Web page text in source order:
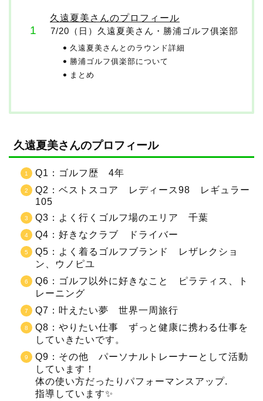
久遠夏美さんのプロフィール
7/20（日）久遠夏美さん・勝浦ゴルフ俱楽部
久遠夏美さんとのラウンド詳細
勝浦ゴルフ俱楽部について
まとめ
久遠夏美さんのプロフィール
Q1：ゴルフ歴 4年
Q2：ベストスコア レディース98 レギュラー
105
Q3：よく行くゴルフ場のエリア 千葉
Q4：好きなクラブ ドライバー
Q5：よく着るゴルフブランド レザレクショ
ン、ウノピユ
Q6：ゴルフ以外に好きなこと ピラティス、ト
レーニング
Q7：叶えたい夢 世界一周旅行
Q8：やりたい仕事 ずっと健康に携わる仕事を
していきたいです。
Q9：その他 パーソナルトレーナーとして活動
しています！
体の使い方だったりパフォーマンスアップ.
指導しています✨